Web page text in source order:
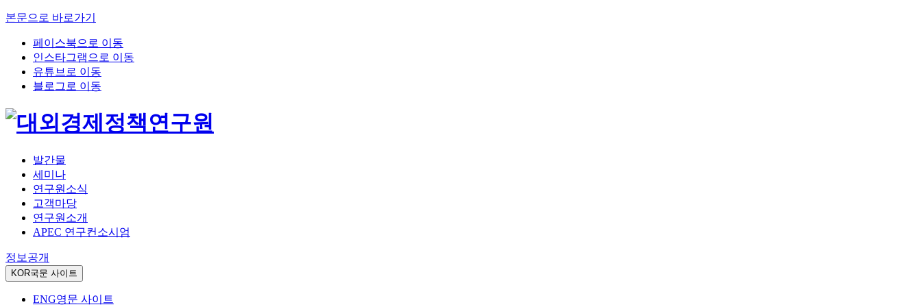
본문으로 바로가기
페이스북으로 이동
인스타그램으로 이동
유튜브로 이동
블로그로 이동
발간물
세미나
연구원소식
고객마당
연구원소개
APEC 연구컨소시엄
정보공개
KOR국문 사이트
ENG영문 사이트